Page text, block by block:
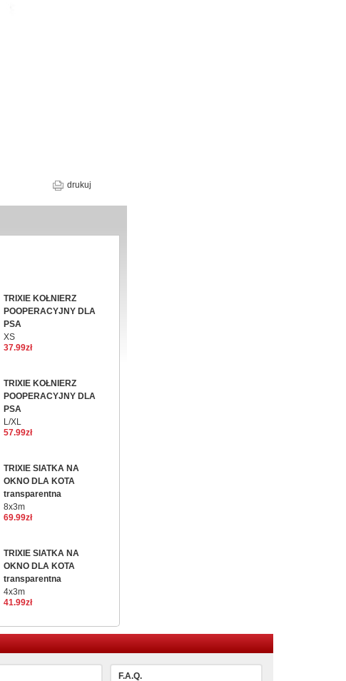
drukuj
TRIXIE KOŁNIERZ
POOPERACYJNY DLA
PSA
XS
37.99zł
TRIXIE KOŁNIERZ
POOPERACYJNY DLA
PSA
L/XL
57.99zł
TRIXIE SIATKA NA
OKNO DLA KOTA
transparentna
8x3m
69.99zł
TRIXIE SIATKA NA
OKNO DLA KOTA
transparentna
4x3m
41.99zł
F.A.Q.